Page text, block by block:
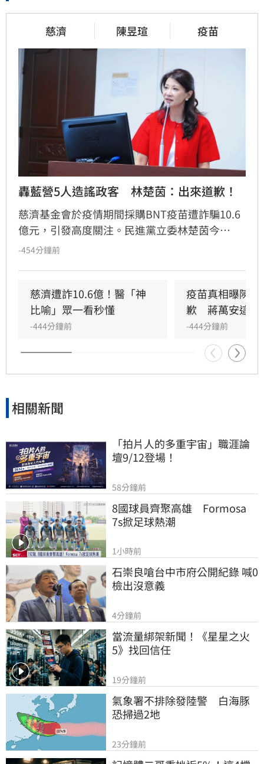
慈濟 陳昱瑄 疫苗
轟藍營5人造謠政客　林楚茵：出來道歉！
慈濟基金會於疫情期間採購BNT疫苗遭詐騙10.6
億元，引發高度關注。民進黨立委林楚茵今
（7）日指出，當年如蔣萬安、江啟臣、徐巧
林楚茵強調，當年政府堅持原廠授權書是為了替
民間團體防詐把關，國民黨卻煽風點火、造謠抹
黑，痛斥「造謠政客出來道歉。」
-454分鐘前
慈濟遭詐10.6億！醫「神
比喻」眾一看秒懂
-444分鐘前
疫苗真相曝陳
歉　蔣萬安這樣
-444分鐘前
相關新聞
「拍片人的多重宇宙」職涯論
壇9/12登場！
58分鐘前
8國球員齊聚高雄　Formosa
7s掀足球熱潮
1小時前
石崇良嗆台中市府公開紀錄 喊0
檢出沒意義
4分鐘前
當流量綁架新聞！《星星之火
5》找回信任
19分鐘前
氣象署不排除發陸警　白海豚
恐掃過2地
23分鐘前